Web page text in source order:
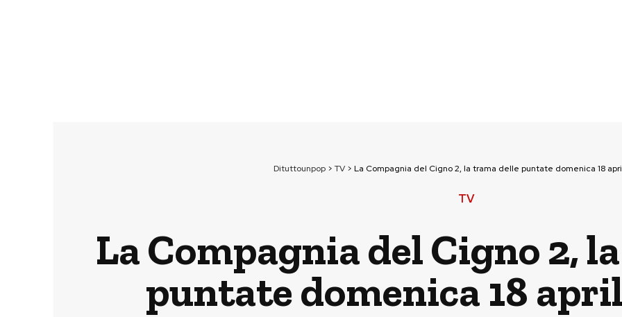
Dituttounpop> TV> La Compagnia del Cigno 2, la trama delle puntate domenica 18
TV
La Compagnia del Cigno 2,
puntate domenica 18